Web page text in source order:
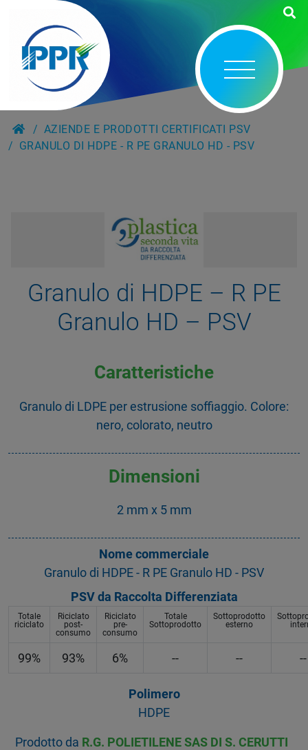
AZIENDE E PRODOTTI CERTIFICATI PSV
GRANULO DI HDPE - R PE GRANULO HD - PSV
Granulo di HDPE – R PE
Granulo HD – PSV
Caratteristiche
Granulo di LDPE per estrusione soffiaggio. Colore:
nero, colorato, neutro
Dimensioni
2 mm x 5 mm
Nome commerciale
Granulo di HDPE - R PE Granulo HD - PSV
PSV da Raccolta Differenziata
Totale
riciclato
Riciclato
post-
consumo
Riciclato
pre-
consumo
Totale
Sottoprodotto
Sottoprodotto
esterno
99% 93% 6% -- -- --
Polimero
HDPE
Prodotto da R.G. POLIETILENE SAS DI S. CERUTTI